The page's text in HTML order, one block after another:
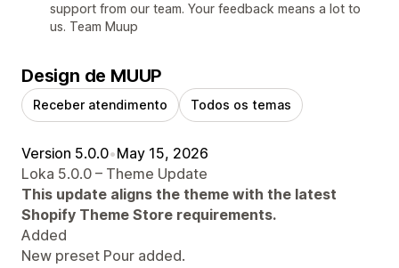
support from our team. Your feedback means a lot to
us. Team Muup
Design de MUUP
Receber atendimento Todos os temas
Version 5.0.0•May 15, 2026
Loka 5.0.0 – Theme Update
This update aligns the theme with the latest
Shopify Theme Store requirements.
Added
New preset Pour added.